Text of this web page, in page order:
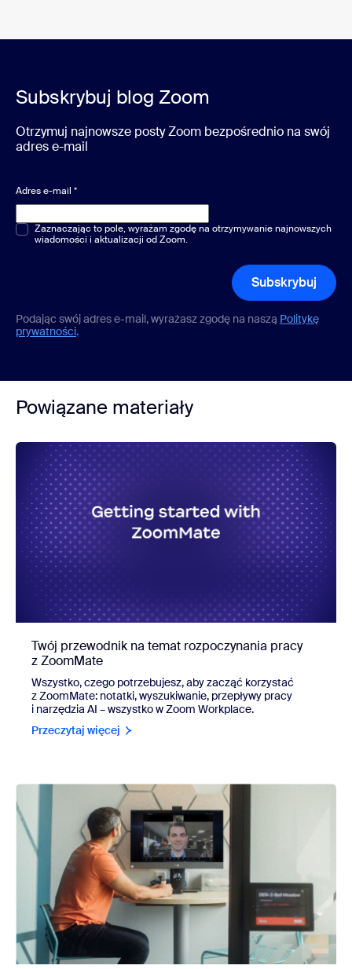
Subskrybuj blog Zoom
Otrzymuj najnowsze posty Zoom bezpośrednio na swój
adres e-mail
Adres e-mail *
Pytania jednokrotnego lub wielokrotnego wyboru*
Zaznaczając to pole, wyrażam zgodę na otrzymywanie najnowszych
wiadomości i aktualizacji od Zoom.
Subskrybuj
Podając swój adres e-mail, wyrażasz zgodę na naszą Politykę
prywatności.
Powiązane materiały
Twój przewodnik na temat rozpoczynania pracy
z ZoomMate
Wszystko, czego potrzebujesz, aby zacząć korzystać
z ZoomMate: notatki, wyszukiwanie, przepływy pracy
i narzędzia AI – wszystko w Zoom Workplace.
Przeczytaj więcej